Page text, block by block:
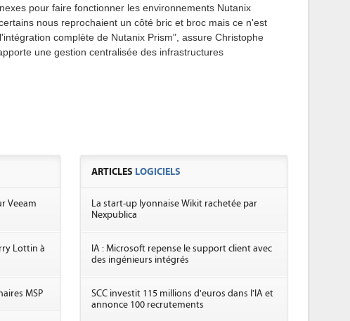
pour faire fonctionner les environnements Nutanix
nous reprochaient un côté bric et broc mais ce n'est
complète de Nutanix Prism", assure Christophe
une gestion centralisée des infrastructures
Veeam
Lottin à
MSP
ARTICLES LOGICIELS
La start-up lyonnaise Wikit rachetée par
Nexpublica
IA : Microsoft repense le support client avec
des ingénieurs intégrés
SCC investit 115 millions d'euros dans l'IA et
annonce 100 recrutements